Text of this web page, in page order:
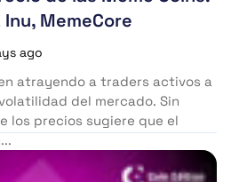
MemeCore
ago
atrayendo a traders activos a
del mercado. Sin
los precios sugiere que el